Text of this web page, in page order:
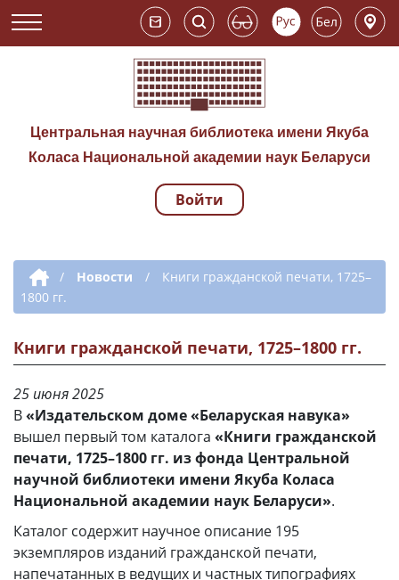
Центральная научная библиотека имени Якуба
Коласа Национальной академии наук Беларуси
Навигация по
Войти
Дополнительная навигация
/ Новости /
Книги гражданской печати, 1725–
1800 гг.
Книги гражданской печати, 1725–1800 гг.
25 июня 2025
В«Издательском доме «Беларуская навука»
вышел первый том каталога «Книги гражданской
печати, 1725–1800 гг. из фонда Центральной
научной библиотеки имени Якуба Коласа
Национальной академии наук Беларуси».
Каталог содержит научное описание 195
экземпляров изданий гражданской печати,
напечатанных в ведущих и частных типографиях